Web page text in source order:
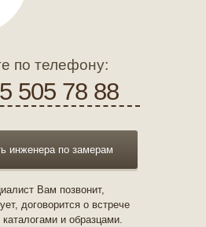
по телефону:
505 78 88
инженера по замерам
Вам позвонит,
договорится о встрече
и образцами.